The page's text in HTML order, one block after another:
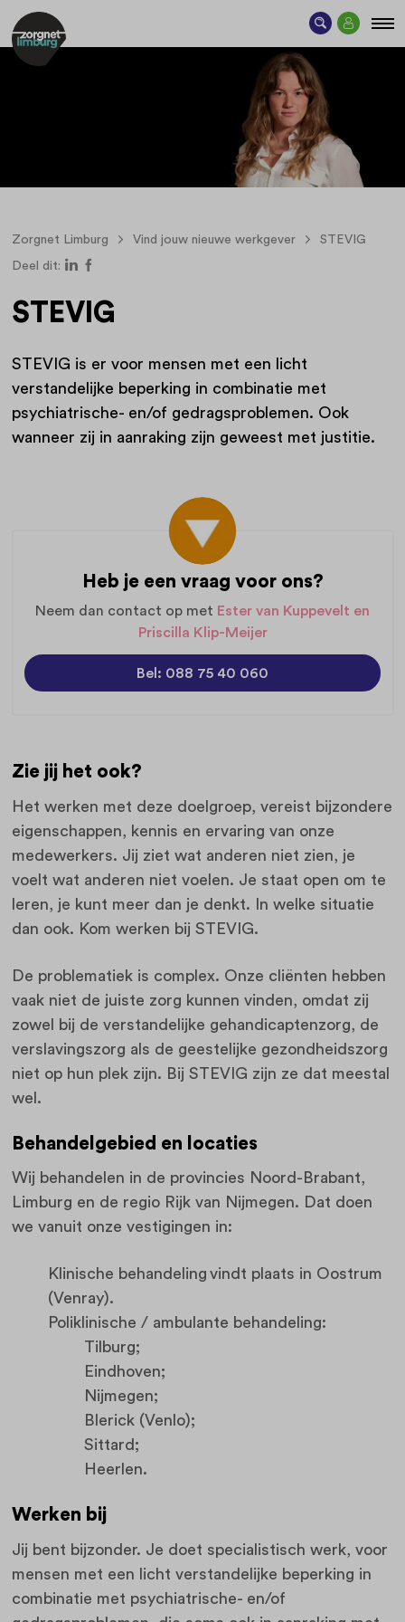
Zorgnet Limburg Vind jouw nieuwe werkgever STEVIG
Deel dit:
STEVIG
STEVIG is er voor mensen met een licht
verstandelijke beperking in combinatie met
psychiatrische- en/of gedragsproblemen. Ook
wanneer zij in aanraking zijn geweest met justitie.
Heb je een vraag voor ons?
Neem dan contact op met Ester van Kuppevelt en
Priscilla Klip-Meijer
Bel: 088 75 40 060
Zie jij het ook?
Het werken met deze doelgroep, vereist bijzondere
eigenschappen, kennis en ervaring van onze
medewerkers. Jij ziet wat anderen niet zien, je
voelt wat anderen niet voelen. Je staat open om te
leren, je kunt meer dan je denkt. In welke situatie
dan ook. Kom werken bij STEVIG.
De problematiek is complex. Onze cliënten hebben
vaak niet de juiste zorg kunnen vinden, omdat zij
zowel bij de verstandelijke gehandicaptenzorg, de
verslavingszorg als de geestelijke gezondheidszorg
niet op hun plek zijn. Bij STEVIG zijn ze dat meestal
wel.
Behandelgebied en locaties
Wij behandelen in de provincies Noord-Brabant,
Limburg en de regio Rijk van Nijmegen. Dat doen
we vanuit onze vestigingen in:
Klinische behandeling vindt plaats in Oostrum
(Venray).
Poliklinische / ambulante behandeling:
Tilburg;
Eindhoven;
Nijmegen;
Blerick (Venlo);
Sittard;
Heerlen.
Werken bij
Jij bent bijzonder. Je doet specialistisch werk, voor
mensen met een licht verstandelijke beperking in
combinatie met psychiatrische- en/of